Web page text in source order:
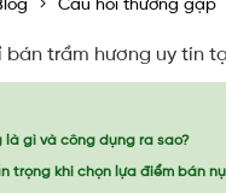
Câu hỏi thường gặp
bán trầm hương uy tín
là gì và công dụng ra sao?
trọng khi chọn lựa điểm bán